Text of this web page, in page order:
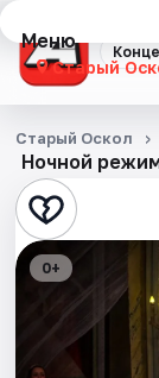
Меню
Старый
Концерты
Театр
Стендап
События
Ночной
Старый Оскол
0+